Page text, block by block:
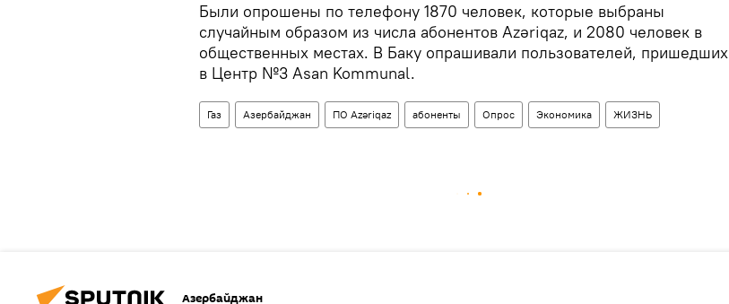
Были опрошены по телефону 1870 человек, которые выбраны
случайным образом из числа абонентов Azəriqaz, и 2080 человек в
общественных местах. В Баку опрашивали пользователей, пришедших
в Центр №3 Asan Kommunal.
Газ Азербайджан ПО Azəriqaz абоненты Опрос Экономика ЖИЗНЬ
Азербайджан